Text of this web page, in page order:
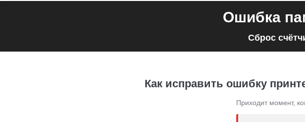
Ошибка
Сброс
Как исправить ошибку
Приходит момент,